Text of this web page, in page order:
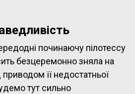
починаючу пілотессу
безцеремонно зняла на
приводом її недостатньої
тут сильно